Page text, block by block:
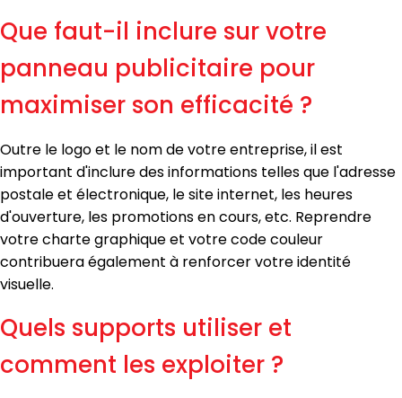
Que faut-il inclure sur votre
panneau publicitaire pour
maximiser son efficacité ?
Outre le logo et le nom de votre entreprise, il est
important d'inclure des informations telles que l'adresse
postale et électronique, le site internet, les heures
d'ouverture, les promotions en cours, etc. Reprendre
votre charte graphique et votre code couleur
contribuera également à renforcer votre identité
visuelle.
Quels supports utiliser et
comment les exploiter ?